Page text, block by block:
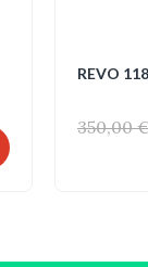
REVO
350,00